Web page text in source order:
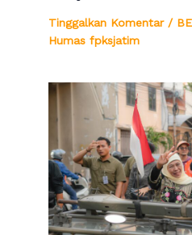
Tinggalkan Komentar /
Humas fpksjatim